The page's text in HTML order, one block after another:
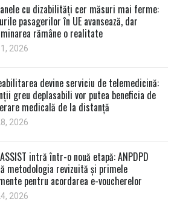
cu dizabilități cer măsuri mai ferme:
pasagerilor în UE avansează, dar
rămâne o realitate
2026
devine serviciu de telemedicină:
greu deplasabili vor putea beneficia de
medicală de la distanță
2026
ASSIST intră într-o nouă etapă: ANPDPD
metodologia revizuită și primele
pentru acordarea e-voucherelor
2026